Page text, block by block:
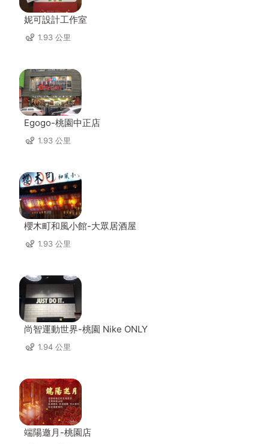
妮可設計工作室
1.93 公里
Egogo-桃園中正店
1.93 公里
櫻木町和風小館-大眾居酒屋
1.93 公里
尚智運動世界-桃園 Nike ONLY
1.94 公里
端陽邀月-桃園店